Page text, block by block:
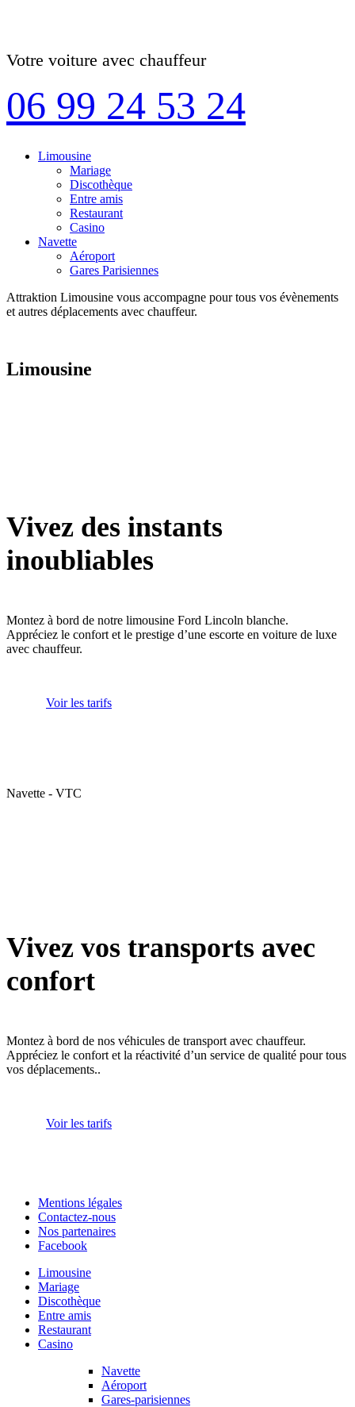
Votre voiture avec chauffeur
06 99 24 53 24
Limousine
Mariage
Discothèque
Entre amis
Restaurant
Casino
Navette
Aéroport
Gares Parisiennes
Attraktion Limousine vous accompagne pour tous vos évènements
et autres déplacements avec chauffeur.
Limousine
Vivez des instants
inoubliables
Montez à bord de notre limousine Ford Lincoln blanche.
Appréciez le confort et le prestige d’une escorte en voiture de luxe
avec chauffeur.
Voir les tarifs
Navette - VTC
Vivez vos transports avec
confort
Montez à bord de nos véhicules de transport avec chauffeur.
Appréciez le confort et la réactivité d’un service de qualité pour tous
vos déplacements..
Voir les tarifs
Mentions légales
Contactez-nous
Nos partenaires
Facebook
Limousine
Mariage
Discothèque
Entre amis
Restaurant
Casino
Navette
Aéroport
Gares-parisiennes